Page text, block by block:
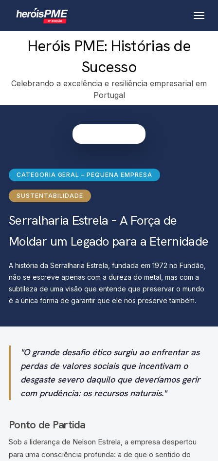
main
Menu
Heróis PME: Histórias de
Sucesso
Celebrando a excelência e resiliência empresarial em
Portugal
CATEGORIA GERAL – PEQUENA EMPRESA
SUSTENTABILIDADE
Serralharia Estrela – A Força de
Moldar um Legado para a Eternidade
A história da Serralharia Estrela, fundada em 1972 no Fundão,
não se escreve apenas com a dureza do metal, mas com a
subtileza de uma visão que entende que preservar o mundo
é a única forma de garantir que ele nos preserve também.
"O grande desafio ético surgiu ao enfrentar as
perdas de valores sociais que incentivam o
desgaste severo daquilo que deveríamos gerir
com prudência: os recursos naturais."
Ponto de Partida
Sob a liderança de Nelson Estrela, a empresa despertou
para uma consciência profunda: a de que o sentido do